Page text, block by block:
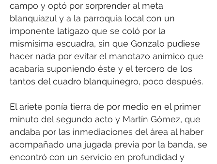
campo y optó por sorprender al meta
blanquiazul y a la parroquia local con un
imponente latigazo que se coló por la
mismísima escuadra, sin que Gonzalo pudiese
hacer nada por evitar el manotazo anímico que
acabaría suponiendo éste y el tercero de los
tantos del cuadro blanquinegro, poco después.
El ariete ponía tierra de por medio en el primer
minuto del segundo acto y Martín Gómez, que
andaba por las inmediaciones del área al haber
acompañado una jugada previa por la banda, se
encontró con un servicio en profundidad y